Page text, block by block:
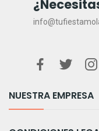
NUESTRA EMPRESA